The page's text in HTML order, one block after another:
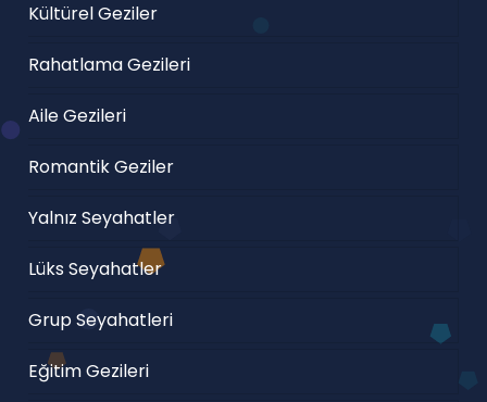
Kültürel Geziler
Rahatlama Gezileri
Aile Gezileri
Romantik Geziler
Yalnız Seyahatler
Lüks Seyahatler
Grup Seyahatleri
Eğitim Gezileri